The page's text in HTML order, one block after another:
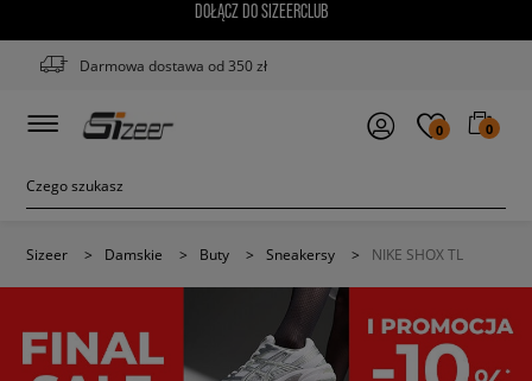
DOŁĄCZ DO SIZEERCLUB
Darmowa dostawa od 350 zł
0 0
Sizeer > Damskie > Buty > Sneakersy > NIKE SHOX TL